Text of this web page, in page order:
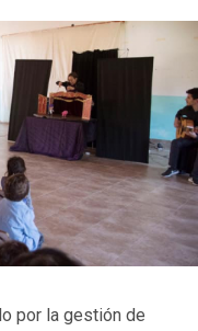
por la gestión de